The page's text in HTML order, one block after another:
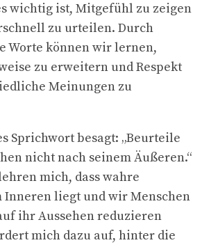
wichtig ist, Mitgefühl zu zeigen
zu urteilen. Durch
Worte können wir lernen,
zu erweitern und Respekt
Meinungen zu
Sprichwort besagt: „Beurteile
nicht nach seinem Äußeren.“
mich, dass wahre
Inneren liegt und wir Menschen
ihr Aussehen reduzieren
mich dazu auf, hinter die